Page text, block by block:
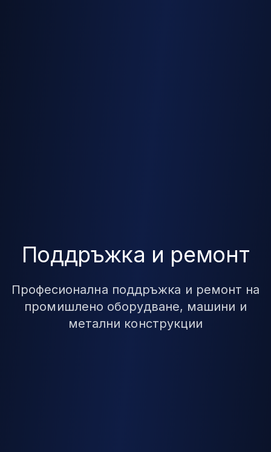
Поддръжка и ремонт
Професионална поддръжка и ремонт на
промишлено оборудване, машини и
метални конструкции